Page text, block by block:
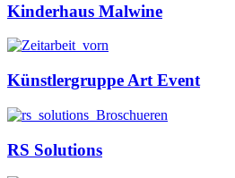
Kinderhaus Malwine
Künstlergruppe Art Event
RS Solutions